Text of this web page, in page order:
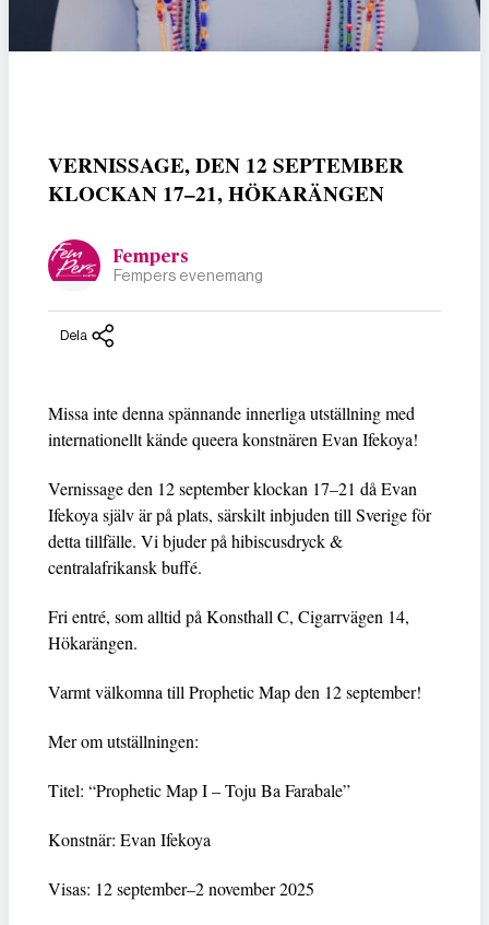
VERNISSAGE, DEN 12 SEPTEMBER
KLOCKAN 17–21, HÖKARÄNGEN
Fempers
Fempers evenemang
Dela
Missa inte denna spännande innerliga utställning med
internationellt kände queera konstnären Evan Ifekoya!
Vernissage den 12 september klockan 17–21 då Evan
Ifekoya själv är på plats, särskilt inbjuden till Sverige för
detta tillfälle. Vi bjuder på hibiscusdryck &
centralafrikansk buffé.
Fri entré, som alltid på Konsthall C, Cigarrvägen 14,
Hökarängen.
Varmt välkomna till Prophetic Map den 12 september!
Mer om utställningen:
Titel: “Prophetic Map I – Toju Ba Farabale”
Konstnär: Evan Ifekoya
Visas: 12 september–2 november 2025